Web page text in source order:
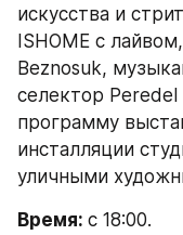
искусства и
ISHOME с
Beznosuk,
селектор
программу
инсталляции
уличными
Время: с 18:00.